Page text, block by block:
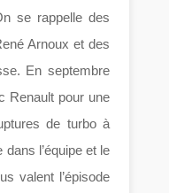
se rappelle des
Arnoux et des
En septembre
Renault pour une
de turbo à
l’équipe et le
valent l’épisode